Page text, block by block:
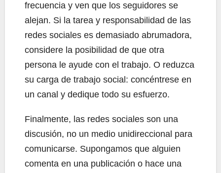
frecuencia y ven que los seguidores se
alejan. Si la tarea y responsabilidad de las
redes sociales es demasiado abrumadora,
considere la posibilidad de que otra
persona le ayude con el trabajo. O reduzca
su carga de trabajo social: concéntrese en
un canal y dedique todo su esfuerzo.
Finalmente, las redes sociales son una
discusión, no un medio unidireccional para
comunicarse. Supongamos que alguien
comenta en una publicación o hace una